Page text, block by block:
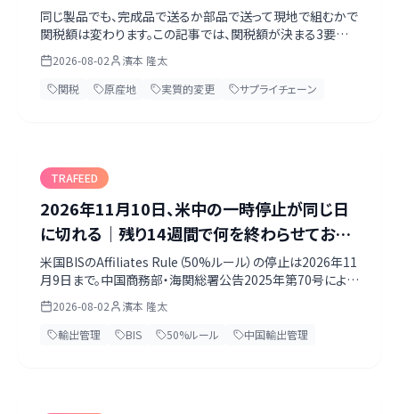
同じ製品でも、完成品で送るか部品で送って現地で組むかで
関税額は変わります。この記事では、関税額が決まる3要素、
パターン別の試算例、そして「実質的変更」という法的な線引
きを整理します。組立だけでは原産地は変わらないこと、同
じ工場・同じ組立でもモデルごとに結論が分かれたCyber
2026-08-02
濱本 隆太
関税
原産地 実質的変更 サプライチェーン
TRAFEED
2026年11月10日、米中の一時停止が同じ日
に切れる｜残り14週間で何を終わらせておく
べきか
米国BISのAffiliates Rule（50%ルール）の停止は2026年11
月9日まで。中国商務部・海関総署公告2025年第70号による
暫停は「自即日起至2026年11月10日」。両者が同じ日に切
れます。偶然ではなく、どちらも米中協議の取り決めから出た
ものです。この記事では、両方の原文を確認したうえで、残り
2026-08-02
濱本 隆太
輸出管理
BIS 50%ルール 中国輸出管理